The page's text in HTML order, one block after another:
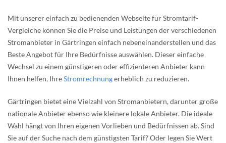
Mit unserer einfach zu bedienenden Webseite für Stromtarif-
Vergleiche können Sie die Preise und Leistungen der verschiedenen
Stromanbieter in Gärtringen einfach nebeneinanderstellen und das
Beste Angebot für Ihre Bedürfnisse auswählen. Dieser einfache
Wechsel zu einem günstigeren oder effizienteren Anbieter kann
Ihnen helfen, IhreStromrechnungerheblich zu reduzieren.
Gärtringen bietet eine Vielzahl von Stromanbietern, darunter große
nationale Anbieter ebenso wie kleinere lokale Anbieter. Die ideale
Wahl hängt von Ihren eigenen Vorlieben und Bedürfnissen ab. Sind
Sie auf der Suche nach dem günstigsten Tarif? Oder legen Sie Wert